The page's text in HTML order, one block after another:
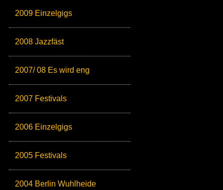
2009 Einzelgigs
2008 Jazzfäst
2007/ 08 Es wird eng
2007 Festivals
2006 Einzelgigs
2005 Festivals
2004 Berlin Wuhlheide